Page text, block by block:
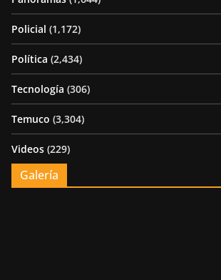
Policial (1,172)
Política (2,434)
Tecnología (306)
Temuco (3,304)
Videos (229)
Galería